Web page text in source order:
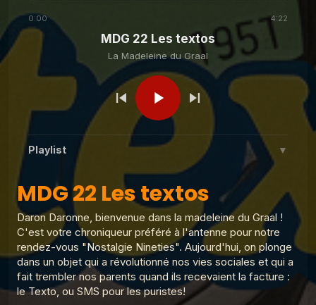
La Madeleine du Graal MDG 13 Chair de poule
La Madeleine du Graal MDG 9 Les rollers
La Madeleine du Graal MDG 8 La Gameboy
La Madeleine du Graal MDG 7 Le téléachat
La Madeleine du Graal MDG 6 Les Pokemons
0:00 4:22
MDG 22 Les textos
La Madeleine du Graal
Playlist ▼
1
La Madeleine du Graal
2
MDG 24 Le micro onde
La Madeleine du Graal
3
MDG 23 Livres héros
La Madeleine du Graal
MDG 21 Les catalogues
MDG 22 Les textos
Daron Daronne, bienvenue dans la madeleine du Graal !
C'est votre chroniqueur préféré à l'antenne pour notre
rendez-vous "Nostalgie Nineties". Aujourd'hui, on plonge
dans un objet qui a révolutionné nos vies sociales et qui a
fait trembler nos parents quand ils recevaient la facture :
le Texto, ou SMS pour les puristes!